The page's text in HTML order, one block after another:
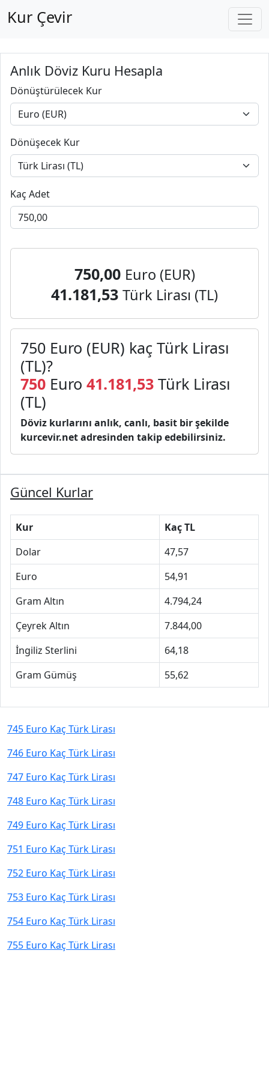
Kur Çevir
Anlık Döviz Kuru Hesapla
Dönüştürülecek Kur
Dönüşecek Kur
Kaç Adet
750,00 Euro (EUR)
41.181,53 Türk Lirası (TL)
750 Euro (EUR) kaç Türk Lirası
(TL)?
750 Euro 41.181,53 Türk Lirası
(TL)
Döviz kurlarını anlık, canlı, basit bir şekilde
kurcevir.net adresinden takip edebilirsiniz.
Güncel Kurlar
Kur
Kaç TL
Dolar
47,57
Euro
54,91
Gram Altın
4.794,24
Çeyrek Altın
7.844,00
İngiliz Sterlini
64,18
Gram Gümüş
55,62
745 Euro Kaç Türk Lirası
746 Euro Kaç Türk Lirası
747 Euro Kaç Türk Lirası
748 Euro Kaç Türk Lirası
749 Euro Kaç Türk Lirası
751 Euro Kaç Türk Lirası
752 Euro Kaç Türk Lirası
753 Euro Kaç Türk Lirası
754 Euro Kaç Türk Lirası
755 Euro Kaç Türk Lirası